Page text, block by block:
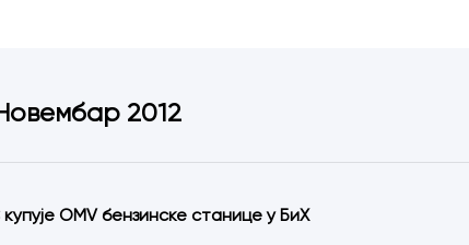
2012
OMV бензинске станице у БиХ